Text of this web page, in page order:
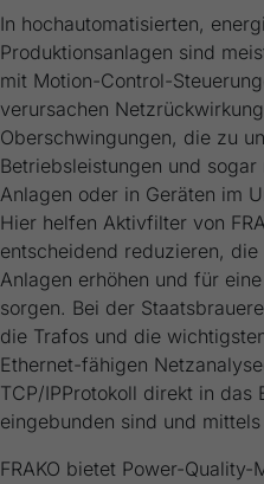
In hochautomatisierten,
Produktionsanlagen sind
mit Motion-Control-
verursachen
Oberschwingungen, die zu
Betriebsleistungen und
Anlagen oder in Geräten im
Hier helfen Aktivfilter von
entscheidend reduzieren,
Anlagen erhöhen und für
sorgen. Bei der
die Trafos und die
Ethernet-fähigen
TCP/IPProtokoll direkt in das
eingebunden sind und
FRAKO bietet Power-